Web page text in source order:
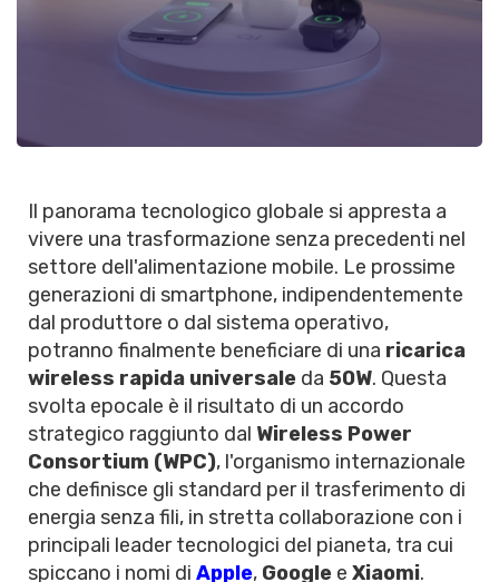
Il panorama tecnologico globale si appresta a
vivere una trasformazione senza precedenti nel
settore dell'alimentazione mobile. Le prossime
generazioni di smartphone, indipendentemente
dal produttore o dal sistema operativo,
potranno finalmente beneficiare di una ricarica
wireless rapida universale da 50W. Questa
svolta epocale è il risultato di un accordo
strategico raggiunto dal Wireless Power
Consortium (WPC), l'organismo internazionale
che definisce gli standard per il trasferimento di
energia senza fili, in stretta collaborazione con i
principali leader tecnologici del pianeta, tra cui
spiccano i nomi di Apple, Google e Xiaomi.